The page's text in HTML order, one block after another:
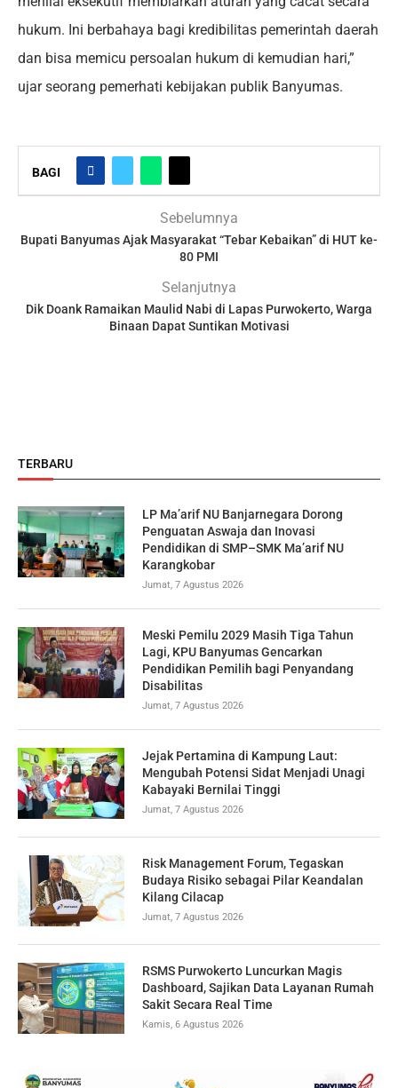
hukum. Ini berbahaya bagi kredibilitas pemerintah daerah
dan bisa memicu persoalan hukum di kemudian hari,”
ujar seorang pemerhati kebijakan publik Banyumas.
BAGI
Sebelumnya
Bupati Banyumas Ajak Masyarakat “Tebar Kebaikan” di HUT ke-
80 PMI
Selanjutnya
Dik Doank Ramaikan Maulid Nabi di Lapas Purwokerto, Warga
Binaan Dapat Suntikan Motivasi
TERBARU
LP Ma’arif NU Banjarnegara Dorong
Penguatan Aswaja dan Inovasi
Pendidikan di SMP–SMK Ma’arif NU
Karangkobar
Jumat, 7 Agustus 2026
Meski Pemilu 2029 Masih Tiga Tahun
Lagi, KPU Banyumas Gencarkan
Pendidikan Pemilih bagi Penyandang
Disabilitas
Jumat, 7 Agustus 2026
Jejak Pertamina di Kampung Laut:
Mengubah Potensi Sidat Menjadi Unagi
Kabayaki Bernilai Tinggi
Jumat, 7 Agustus 2026
Risk Management Forum, Tegaskan
Budaya Risiko sebagai Pilar Keandalan
Kilang Cilacap
Jumat, 7 Agustus 2026
RSMS Purwokerto Luncurkan Magis
Dashboard, Sajikan Data Layanan Rumah
Sakit Secara Real Time
Kamis, 6 Agustus 2026